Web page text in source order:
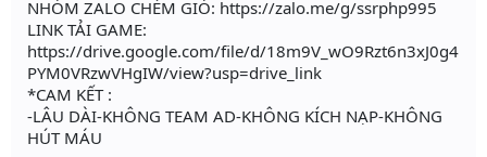
NHÓM ZALO CHÉM GIÓ: https://zalo.me/g/ssrphp995
LINK TẢI GAME:
https://drive.google.com/file/d/18m9V_wO9Rzt6n3xJ0g4
PYM0VRzwVHgIW/view?usp=drive_link
*CAM KẾT :
-LÂU DÀI-KHÔNG TEAM AD-KHÔNG KÍCH NẠP-KHÔNG
HÚT MÁU